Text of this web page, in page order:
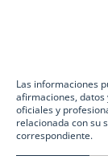
Las informaciones
afirmaciones,
oficiales y
relacionada con su
correspondiente.